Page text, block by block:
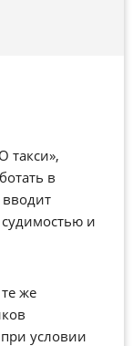
такси»,
в
и
же
условии